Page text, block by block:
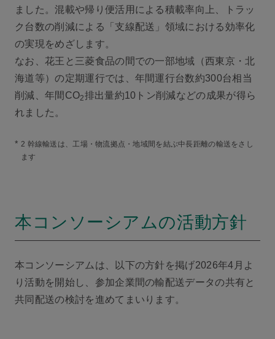
ました。混載や帰り便活用による積載率向上、トラッ
ク台数の削減による「支線配送」領域における効率化
の実現をめざします。
なお、花王と三菱食品の間での一部地域（西東京・北
海道等）の定期運行では、年間運行台数約300台相当
削減、年間CO2排出量約10トン削減などの成果が得ら
れました。
* 2 幹線輸送は、工場・物流拠点・地域間を結ぶ中長距離の輸送をさし
ます
本コンソーシアムの活動方針
本コンソーシアムは、以下の方針を掲げ2026年4月よ
り活動を開始し、参加企業間の輸配送データの共有と
共同配送の検討を進めてまいります。